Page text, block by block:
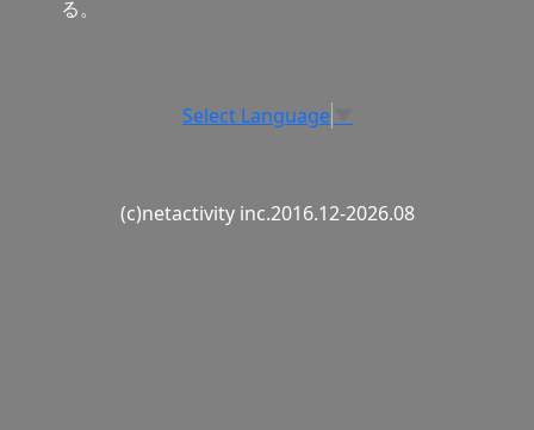
る。
Select Language
(c)netactivity inc.2016.12-2026.08